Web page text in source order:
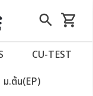
close
search
Skip
to
shopping_cart
รถเข็น
CU‑TEST
ม.ต้น(EP)